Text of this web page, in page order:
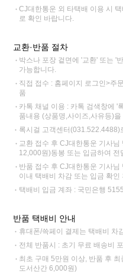
CJ대한통운 외 타택배 이용 시
로 확인 바랍니다.
교환·반품 절차
박스나 포장 겉면에 '교환' 또는 '
가능합니다.
직접 접수 : 홈페이지 로그인>주
품
카톡 채널 이용 : 카톡 검색창에 '
품내용 (상품명,사이즈,사유등)을
록시걸 고객센터(031.522.4488)
교환 접수 후 CJ대한통운 기사
12,000원)동봉 또는 입금하여 전
반품 접수 후 CJ대한통운 기사님
이내 택배비 차감 또는 입금 확인
택배비 입금 계좌 : 국민은행
반품 택배비 안내
휴대폰/쓱페이 결제는 택배비 차
전체 반품시 : 초기 무료 배송비
최초 구매 5만원 이상, 반품 후
도서산간 6,000원)